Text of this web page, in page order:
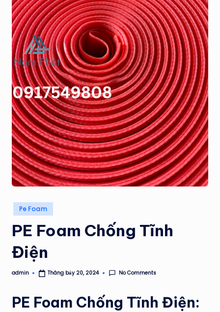
Á
T
Posted
in
Pe Foam
PE Foam Chống Tĩnh
Điện
Posted
admin Tháng bảy 20, 2024 No Comments
PE Foam Chống Tĩnh Điện: